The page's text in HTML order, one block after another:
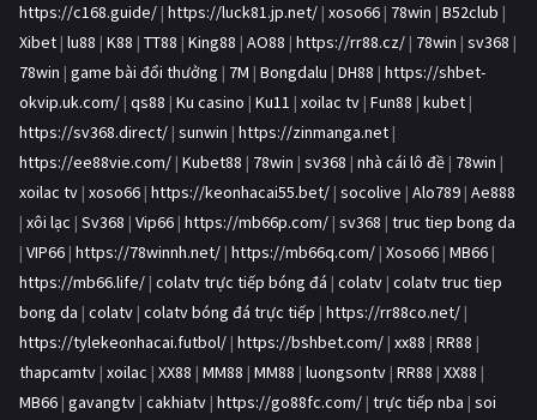
https://c168.guide/ | https://luck81.jp.net/ | xoso66 | 78win | B52club |
Xibet | lu88 | K88 | TT88 | King88 | AO88 | https://rr88.cz/ | 78win | sv368 |
78win | game bài đổi thưởng | 7M | Bongdalu | DH88 | https://shbet-
okvip.uk.com/ | qs88 | Ku casino | Ku11 | xoilac tv | Fun88 | kubet |
https://sv368.direct/ | sunwin | https://zinmanga.net |
https://ee88vie.com/ | Kubet88 | 78win | sv368 | nhà cái lô đề | 78win |
xoilac tv | xoso66 | https://keonhacai55.bet/ | socolive | Alo789 | Ae888
| xôi lạc | Sv368 | Vip66 | https://mb66p.com/ | sv368 | truc tiep bong da
| VIP66 | https://78winnh.net/ | https://mb66q.com/ | Xoso66 | MB66 |
https://mb66.life/ | colatv trực tiếp bóng đá | colatv | colatv truc tiep
bong da | colatv | colatv bóng đá trực tiếp | https://rr88co.net/ |
https://tylekeonhacai.futbol/ | https://bshbet.com/ | xx88 | RR88 |
thapcamtv | xoilac | XX88 | MM88 | MM88 | luongsontv | RR88 | XX88 |
MB66 | gavangtv | cakhiatv | https://go88fc.com/ | trực tiếp nba | soi